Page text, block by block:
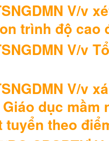
V/v
trình độ cao
V/v
V/v
dục
theo